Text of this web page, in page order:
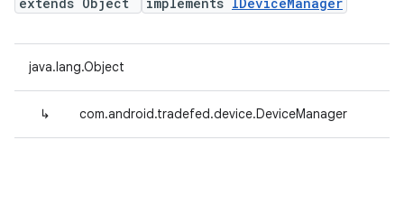
java.lang.Object
↳ com.android.tradefed.device.DeviceManager